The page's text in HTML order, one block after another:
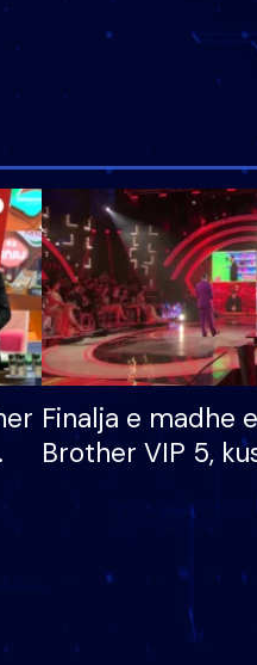
Finalja e madhe
Brother VIP 5,
banori i parë që
dhe humb
të fituar çmimin